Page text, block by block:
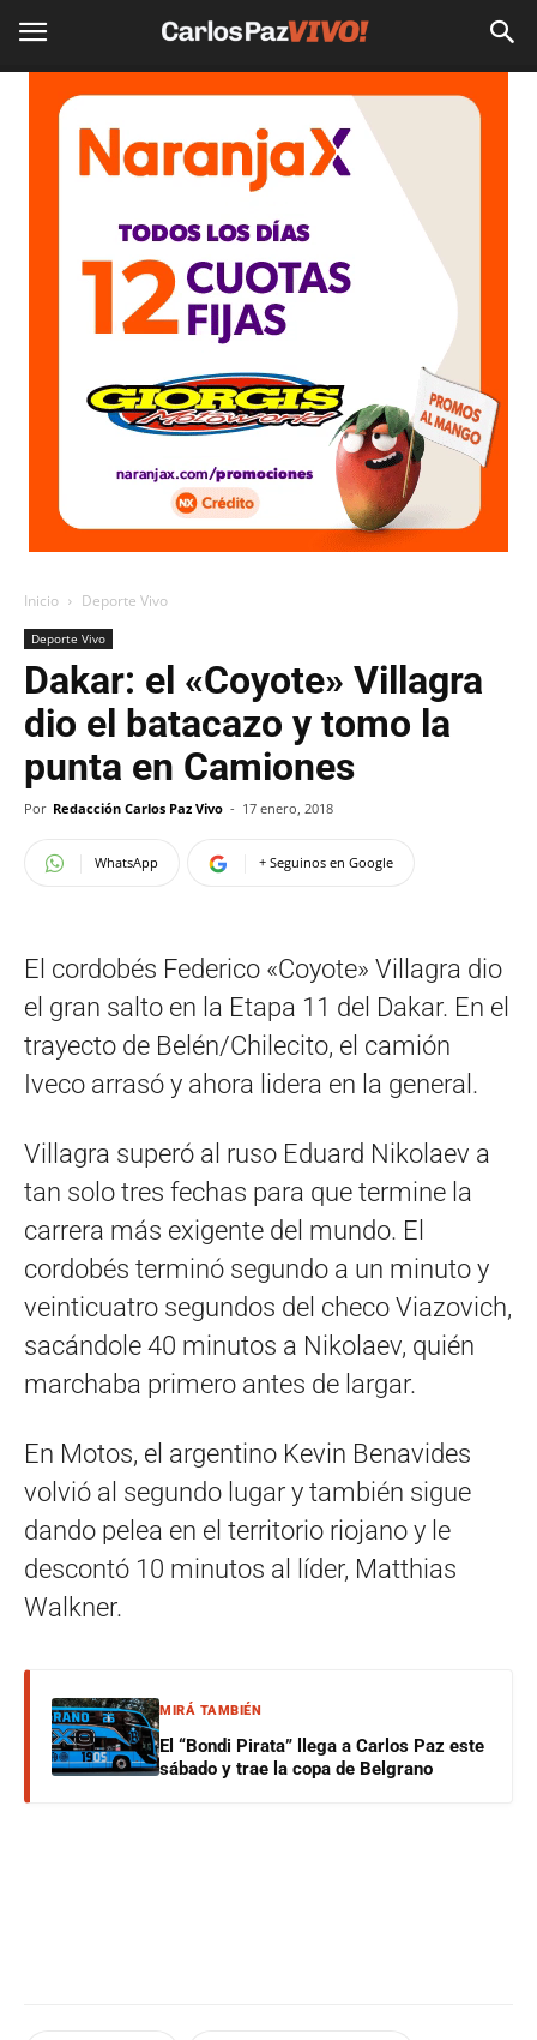
Inicio Deporte Vivo
Deporte Vivo
Dakar: el «Coyote» Villagra
dio el batacazo y tomo la
punta en Camiones
Por Redacción Carlos Paz Vivo - 17 enero, 2018
WhatsApp + Seguinos en Google
El cordobés Federico «Coyote» Villagra dio
el gran salto en la Etapa 11 del Dakar. En el
trayecto de Belén/Chilecito, el camión
Iveco arrasó y ahora lidera en la general.
Villagra superó al ruso Eduard Nikolaev a
tan solo tres fechas para que termine la
carrera más exigente del mundo. El
cordobés terminó segundo a un minuto y
veinticuatro segundos del checo Viazovich,
sacándole 40 minutos a Nikolaev, quién
marchaba primero antes de largar.
En Motos, el argentino Kevin Benavides
volvió al segundo lugar y también sigue
dando pelea en el territorio riojano y le
descontó 10 minutos al líder, Matthias
Walkner.
MIRÁ TAMBIÉN
El “Bondi Pirata” llega a Carlos Paz este
sábado y trae la copa de Belgrano